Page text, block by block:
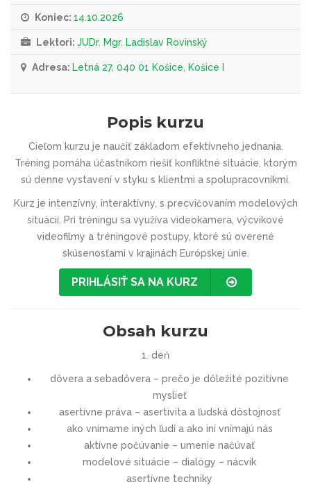
Koniec: 14.10.2026
Lektori: JUDr. Mgr. Ladislav Rovinský
Adresa: Letná 27, 040 01 Košice, Košice I
Popis kurzu
Cieľom kurzu je naučiť základom efektívneho jednania.
Tréning pomáha účastníkom riešiť konfliktné situácie, ktorým
sú denne vystavení v styku s klientmi a spolupracovníkmi.
Kurz je intenzívny, interaktívny, s precvičovaním modelových
situácií. Pri tréningu sa využíva videokamera, výcvikové
videofilmy a tréningové postupy, ktoré sú overené
skúsenosťami v krajinách Európskej únie.
PRIHLÁSIŤ SA NA KURZ
Obsah kurzu
1. deň
dôvera a sebadôvera – prečo je dôležité pozitívne
myslieť
asertívne práva – asertivita a ľudská dôstojnosť
ako vnímame iných ľudí a ako iní vnímajú nás
aktívne počúvanie – umenie načúvať
modelové situácie – dialógy – nácvik
asertívne techniky